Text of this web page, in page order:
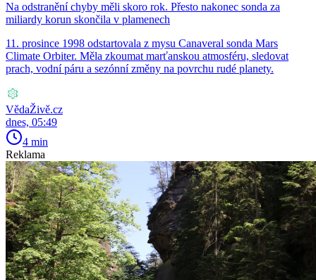
Na odstranění chyby měli skoro rok. Přesto nakonec sonda za
miliardy korun skončila v plamenech
11. prosince 1998 odstartovala z mysu Canaveral sonda Mars
Climate Orbiter. Měla zkoumat marťanskou atmosféru, sledovat
prach, vodní páru a sezónní změny na povrchu rudé planety.
VědaŽivě.cz
dnes, 05:49
4 min
Reklama